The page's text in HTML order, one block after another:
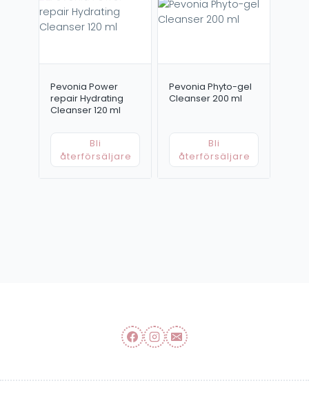
Pevonia Power
repair Hydrating
Cleanser 120 ml
Bli
återförsäljare
Pevonia Phyto-gel
Cleanser 200 ml
Bli
återförsäljare